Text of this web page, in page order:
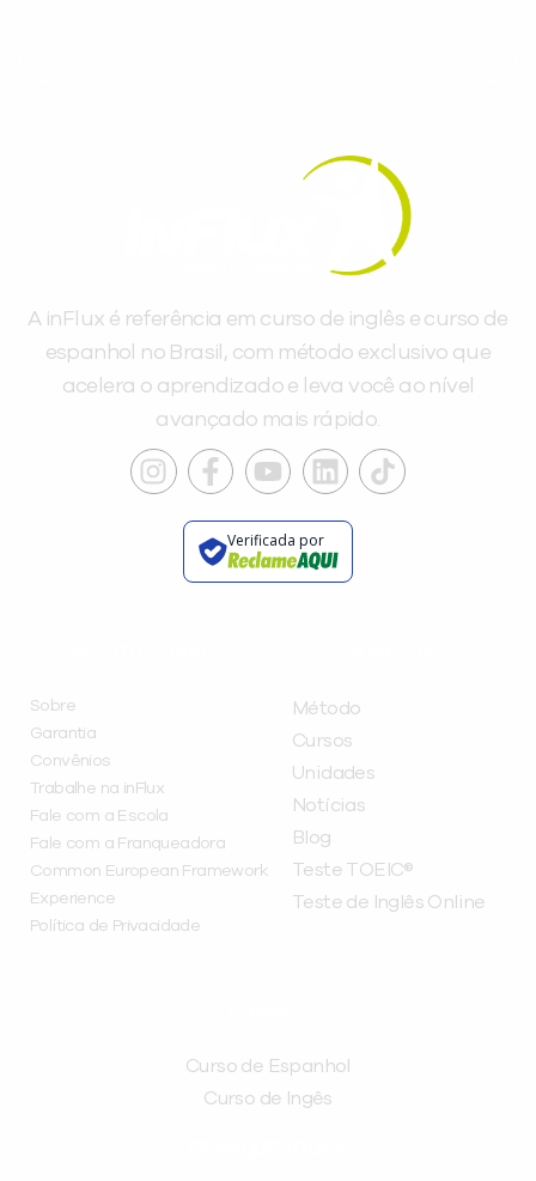
A inFlux é referência em curso de inglês e curso de
espanhol no Brasil, com método exclusivo que
acelera o aprendizado e leva você ao nível
avançado mais rápido.
Verificada por
Sobre
Garantia
Convênios
Trabalhe na inFlux
Fale com a Escola
Fale com a Franqueadora
Common European Framework
Experience
Política de Privacidade
Método
Cursos
Unidades
Notícias
Blog
Teste TOEIC®
Teste de Inglês Online
Curso de Espanhol
Curso de Ingês